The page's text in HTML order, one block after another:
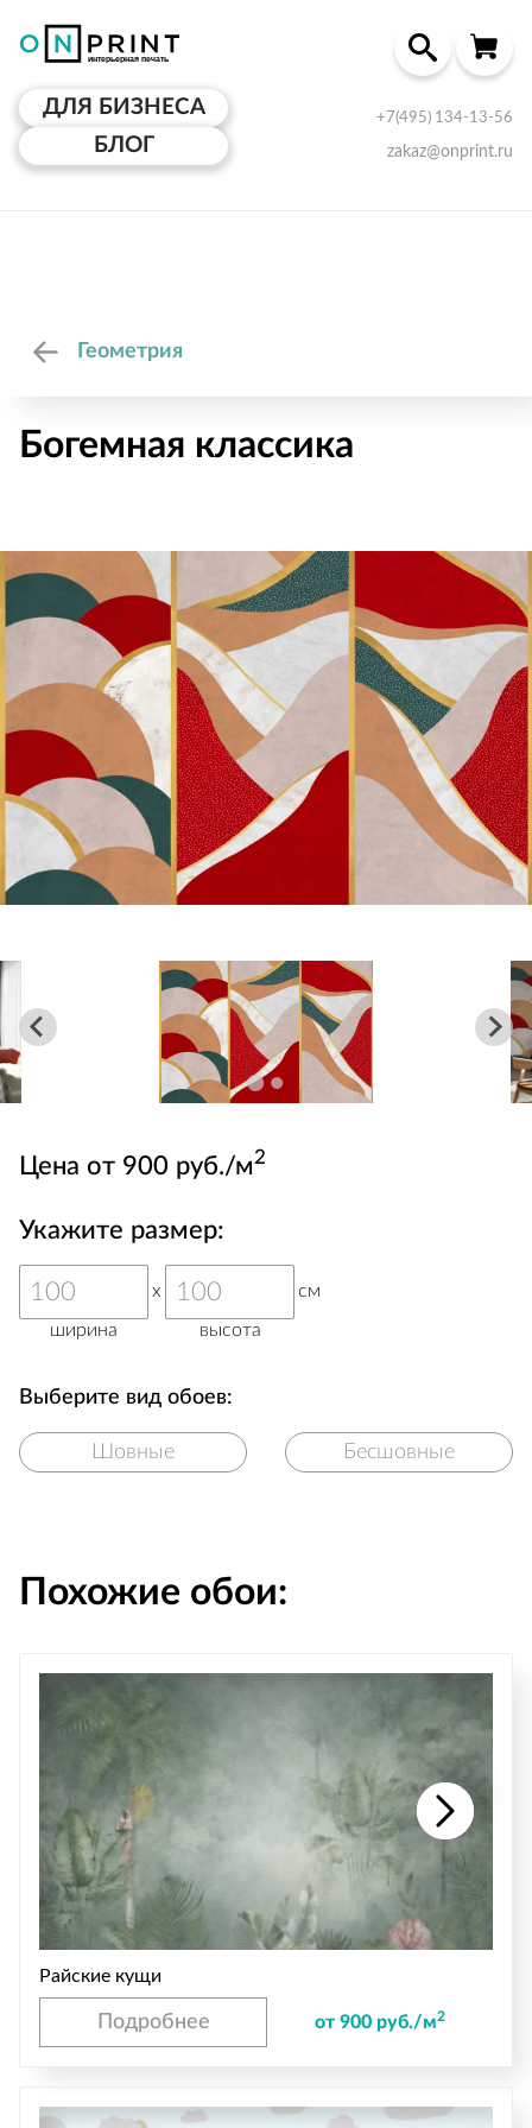
ДЛЯ БИЗНЕСА
БЛОГ
+7(495) 134-13-56
zakaz@onprint.ru
Геометрия
Богемная классика
Цена от 900 руб./м2
Укажите размер:
ширина
x
высота
см
Выберите вид обоев:
Шовные Бесшовные
Похожие обои:
Райские кущи
Подробнее от 900 руб./м2